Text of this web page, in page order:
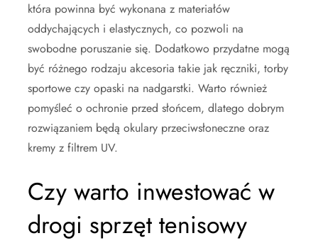
która powinna być wykonana z materiałów
oddychających i elastycznych, co pozwoli na
swobodne poruszanie się. Dodatkowo przydatne mogą
być różnego rodzaju akcesoria takie jak ręczniki, torby
sportowe czy opaski na nadgarstki. Warto również
pomyśleć o ochronie przed słońcem, dlatego dobrym
rozwiązaniem będą okulary przeciwsłoneczne oraz
kremy z filtrem UV.
Czy warto inwestować w
drogi sprzęt tenisowy